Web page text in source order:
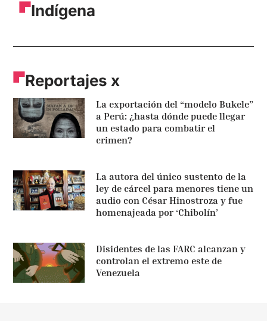
Indígena
Reportajes x
La exportación del “modelo Bukele”
a Perú: ¿hasta dónde puede llegar
un estado para combatir el
crimen?
La autora del único sustento de la
ley de cárcel para menores tiene un
audio con César Hinostroza y fue
homenajeada por ‘Chibolín’
Disidentes de las FARC alcanzan y
controlan el extremo este de
Venezuela